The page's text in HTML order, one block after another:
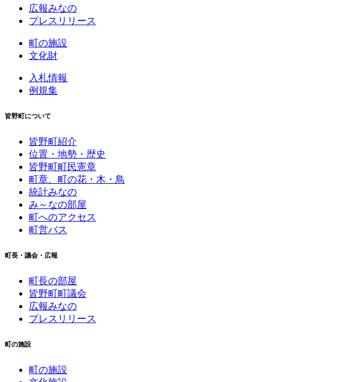
広報みなの
プレスリリース
町の施設
文化財
入札情報
例規集
皆野町について
皆野町紹介
位置・地勢・歴史
皆野町町民憲章
町章、町の花・木・鳥
統計みなの
み～なの部屋
町へのアクセス
町営バス
町長・議会・広報
町長の部屋
皆野町町議会
広報みなの
プレスリリース
町の施設
町の施設